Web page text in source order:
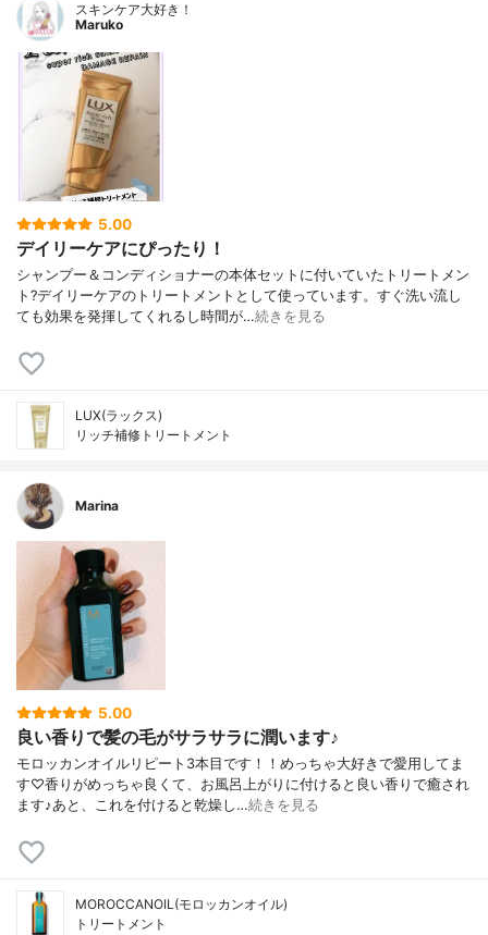
スキンケア大好き！
Maruko
5.00
デイリーケアにぴったり！
シャンプー＆コンディショナーの本体セットに付いていたトリートメン
ト?デイリーケアのトリートメントとして使っています。すぐ洗い流し
ても効果を発揮してくれるし時間が…続きを見る
LUX(ラックス)
リッチ補修トリートメント
Marina
5.00
良い香りで髪の毛がサラサラに潤います♪
モロッカンオイルリピート3本目です！！めっちゃ大好きで愛用してま
す♡香りがめっちゃ良くて、お風呂上がりに付けると良い香りで癒され
ます♪あと、これを付けると乾燥し…続きを見る
MOROCCANOIL(モロッカンオイル)
トリートメント